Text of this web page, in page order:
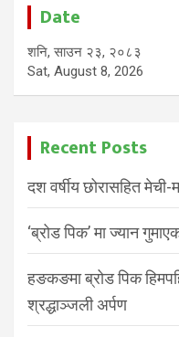
Date
शनि, साउन २३, २०८३
Sat, August 8, 2026
Recent Posts
दश वर्षीय छोरासहित
‘ब्रोड पिक’ मा ज्यान
हङकङमा ब्रोड पिक
श्रद्धाञ्जली अर्पण